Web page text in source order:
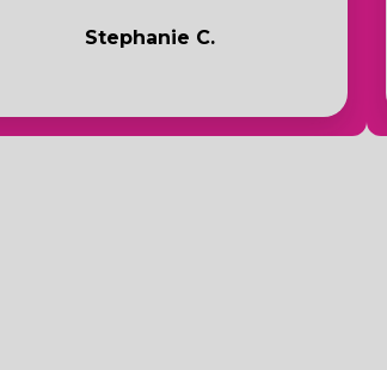
Stephanie C.